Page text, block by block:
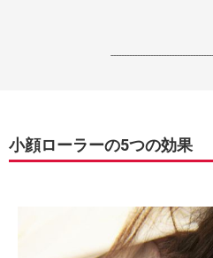
小顔ローラーの5つの効果